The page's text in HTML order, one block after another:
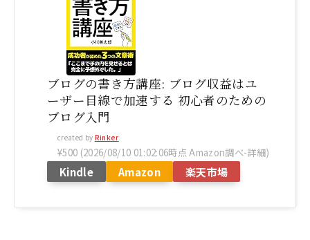
ブログの書き方講座: ブログ収益はユ
ーザー目線で加速する 初心者のための
ブログ入門
created by Rinker
¥500 (2026/08/10 01:02:06時点 Amazon調べ-詳細)
Kindle Amazon 楽天市場